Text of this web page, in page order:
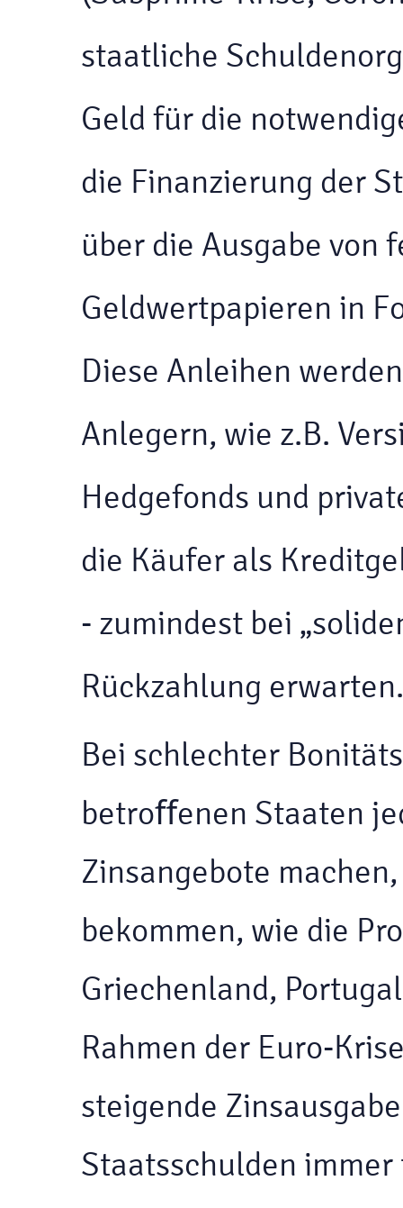
staatliche
Geld für die
die Finanzierung der
über die Ausgabe von
Geldwertpapieren in
Diese Anleihen
Anlegern, wie z.B.
Hedgefonds und
die Käufer als
- zumindest bei
Rückzahlung erwarten.
Bei schlechter
betroﬀenen Staaten
Zinsangebote
bekommen, wie die
Griechenland,
Rahmen der Euro-
steigende
Staatsschulden